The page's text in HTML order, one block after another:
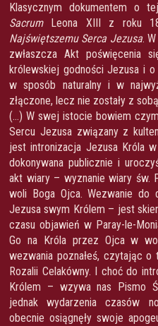
Klasycznym dokumentem o
SacrumLeona XIII z roku
Najświętszemu Serca Jezusa.
zwłaszcza Akt poświęcenia
królewskiej godności Jezusa i
w sposób naturalny i w
złączone, lecz nie zostały z
(…) W swej istocie bowiem
Sercu Jezusa związany z
jest intronizacja Jezusa Króla
dokonywana publicznie i
akt wiary – wyznanie wiary
woli Boga Ojca. Wezwanie do
Jezusa swym Królem – jest
czasu objawień w Paray-le-
Go na Króla przez Ojca w
wezwania poznałeś, czytając
Rozalii Celakówny. I choć do
Królem – wzywa nas Pismo
jednak wydarzenia czasów
obecnie osiągnęły swoje